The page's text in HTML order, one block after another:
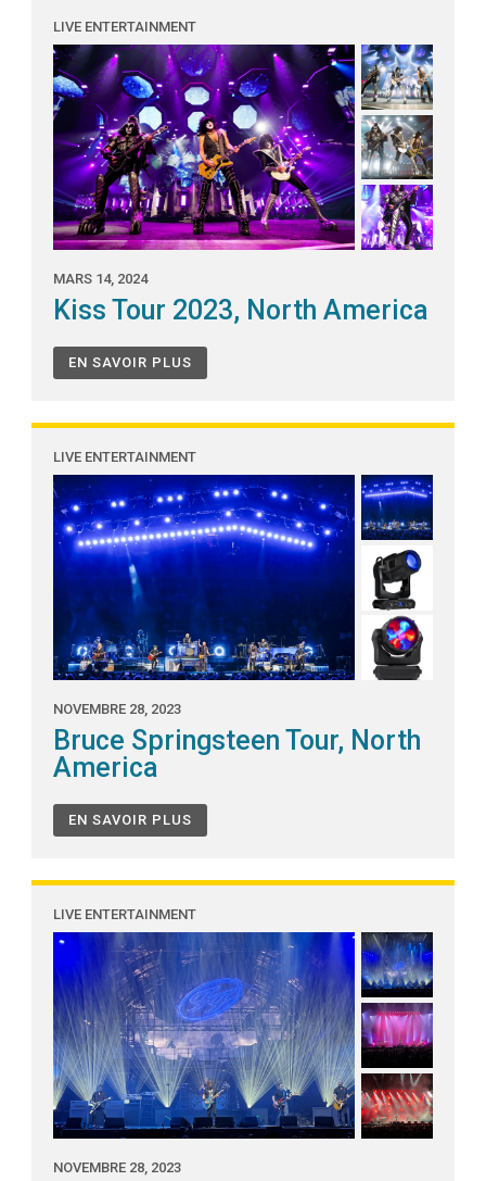
LIVE ENTERTAINMENT
MARS 14, 2024
Kiss Tour 2023, North America
EN SAVOIR PLUS
LIVE ENTERTAINMENT
NOVEMBRE 28, 2023
Bruce Springsteen Tour, North
America
EN SAVOIR PLUS
LIVE ENTERTAINMENT
NOVEMBRE 28, 2023